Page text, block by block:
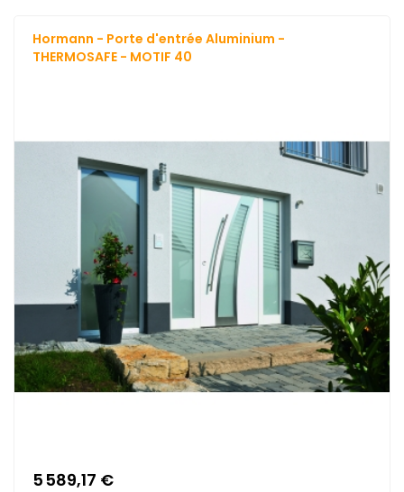
Hormann - Porte d'entrée Aluminium -
THERMOSAFE - MOTIF 40
5 589,17 €